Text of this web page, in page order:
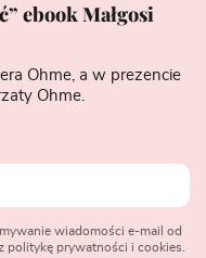
ebook Małgosi
Ohme, a w prezencie
Ohme.
wiadomości e-mail od
politykę prywatności i cookies.